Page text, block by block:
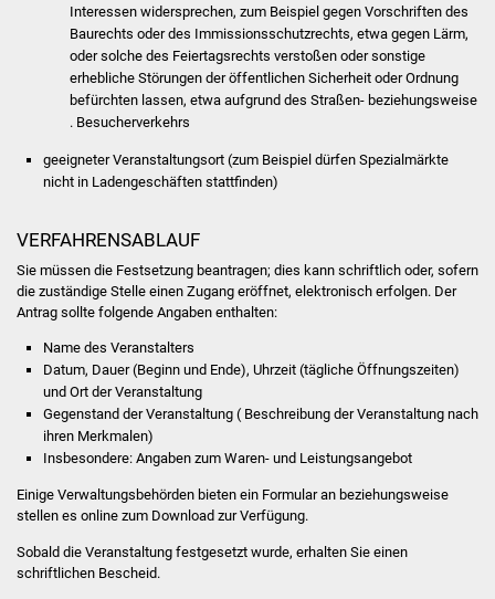
Bürgerinfos
Bildung
Kindergärten
Volkshochschule
Soziale Einrichtungen
Kirchen
Lokale Agenda
Interessen widersprechen, zum Beispiel gegen Vorschriften des
Baurechts oder des Immissionsschutzrechts, etwa gegen Lärm,
oder solche des Feiertagsrechts verstoßen oder sonstige
erhebliche Störungen der öffentlichen Sicherheit oder Ordnung
befürchten lassen, etwa aufgrund des Straßen- beziehungsweise
. Besucherverkehrs
geeigneter Veranstaltungsort (zum Beispiel dürfen Spezialmärkte
nicht in Ladengeschäften stattfinden)
VERFAHRENSABLAUF
Sie müssen die Festsetzung beantragen; dies kann schriftlich oder, sofern
die zuständige Stelle einen Zugang eröffnet, elektronisch erfolgen. Der
Antrag sollte folgende Angaben enthalten:
Name des Veranstalters
Datum, Dauer (Beginn und Ende), Uhrzeit (tägliche Öffnungszeiten)
und Ort der Veranstaltung
Gegenstand der Veranstaltung ( Beschreibung der Veranstaltung nach
ihren Merkmalen)
Insbesondere: Angaben zum Waren- und Leistungsangebot
Einige Verwaltungsbehörden bieten ein Formular an beziehungsweise
stellen es online zum Download zur Verfügung.
Sobald die Veranstaltung festgesetzt wurde, erhalten Sie einen
schriftlichen Bescheid.